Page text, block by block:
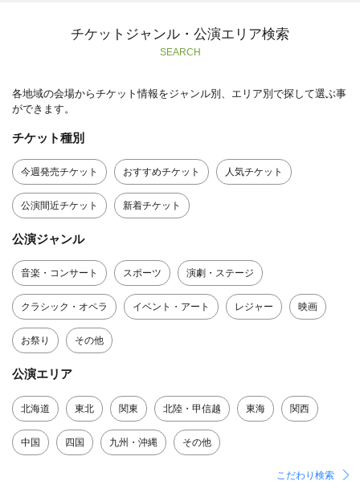
チケットジャンル・公演エリア検索
SEARCH
各地域の会場からチケット情報をジャンル別、エリア別で探して選ぶ事
ができます。
チケット種別
今週発売チケット おすすめチケット 人気チケット
公演間近チケット 新着チケット
公演ジャンル
音楽・コンサート スポーツ 演劇・ステージ
クラシック・オペラ イベント・アート レジャー 映画
お祭り その他
公演エリア
北海道 東北 関東 北陸・甲信越 東海 関西
中国 四国 九州・沖縄 その他
こだわり検索